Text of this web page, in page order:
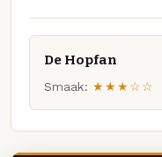
De Hopfan
Smaak: ★★★☆☆